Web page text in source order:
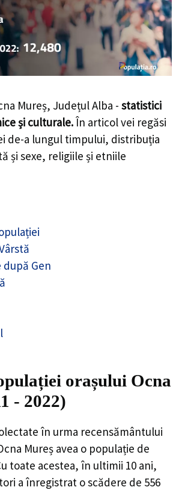
Mureș, Județul Alba - statistici
și culturale.În articol vei regăsi
de-a lungul timpului, distribuția
și sexe, religiile și etniile
Gen
orașului Ocna
- 2022)
în urma recensământului
Mureș avea o populație de
toate acestea, în ultimii 10 ani,
a înregistrat oscădere de 556